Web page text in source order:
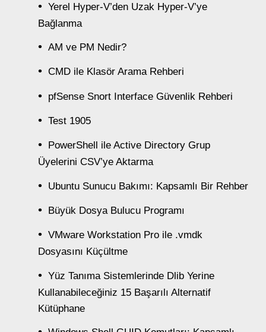
Yerel Hyper-V’den Uzak Hyper-V’ye
Bağlanma
AM ve PM Nedir?
CMD ile Klasör Arama Rehberi
pfSense Snort Interface Güvenlik Rehberi
Test 1905
PowerShell ile Active Directory Grup
Üyelerini CSV’ye Aktarma
Ubuntu Sunucu Bakımı: Kapsamlı Bir Rehber
Büyük Dosya Bulucu Programı
VMware Workstation Pro ile .vmdk
Dosyasını Küçültme
Yüz Tanıma Sistemlerinde Dlib Yerine
Kullanabileceğiniz 15 Başarılı Alternatif
Kütüphane